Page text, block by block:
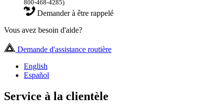
800-468-4285)
Demander à être rappelé
Vous avez besoin d'aide?
Demande d'assistance routière
English
Español
Service à la clientèle